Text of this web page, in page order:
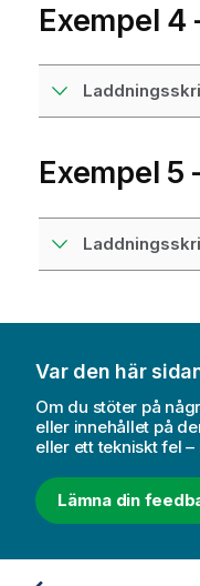
Exempel 4
Exempel 5
Var den här
Om du stöter på
eller innehållet på
eller ett tekniskt fel
Lämna din